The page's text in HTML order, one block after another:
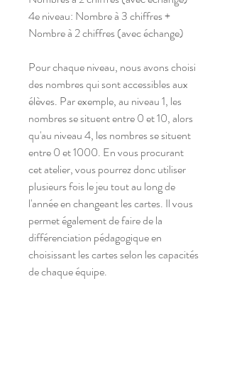
4e niveau: Nombre à 3 chiffres +
Nombre à 2 chiffres (avec échange)
Pour chaque niveau, nous avons choisi
des nombres qui sont accessibles aux
élèves. Par exemple, au niveau 1, les
nombres se situent entre 0 et 10, alors
qu'au niveau 4, les nombres se situent
entre 0 et 1000. En vous procurant
cet atelier, vous pourrez donc utiliser
plusieurs fois le jeu tout au long de
l'année en changeant les cartes. Il vous
permet également de faire de la
différenciation pédagogique en
choisissant les cartes selon les capacités
de chaque équipe.